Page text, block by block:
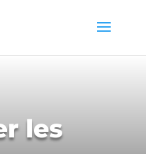
les